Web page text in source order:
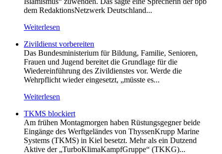
dem RedaktionsNetzwerk Deutschland...
Weiterlesen
Zivildienst vorbereiten
Das Bundesministerium für Bildung, Familie, Senioren,
Frauen und Jugend bereitet die Grundlage für die
Wiedereinführung des Zivildienstes vor. Werde die
Wehrpflicht wieder eingesetzt, „müsste es...
Weiterlesen
TKMS blockiert
Am frühen Montagmorgen haben Rüstungsgegner beide
Eingänge des Werftgeländes von ThyssenKrupp Marine
Systems (TKMS) in Kiel besetzt. Mehr als ein Dutzend
Aktive der „TurboKlimaKampfGruppe“ (TKKG)...